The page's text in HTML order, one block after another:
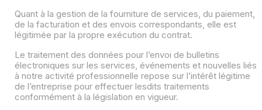
Quant à la gestion de la fourniture de services, du paiement,
de la facturation et des envois correspondants, elle est
légitimée par la propre exécution du contrat.
Le traitement des données pour l’envoi de bulletins
électroniques sur les services, événements et nouvelles liés
à notre activité professionnelle repose sur l’intérêt légitime
de l’entreprise pour effectuer lesdits traitements
conformément à la législation en vigueur.